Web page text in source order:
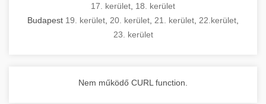
17. kerület 18. kerület
Budapest 19. kerület 20. kerület 21. kerület 22.kerület
23. kerület
Nem működő CURL function.